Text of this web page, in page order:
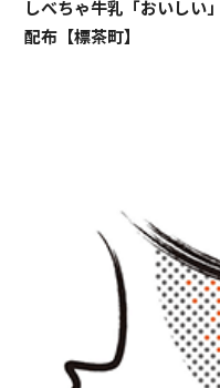
しべちゃ牛乳「おいし
配布【標茶町】